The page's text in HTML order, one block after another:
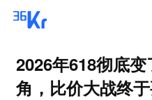
2026年618彻底
角，比价大战终